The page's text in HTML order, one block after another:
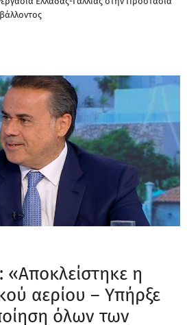
η
αερίου – Yπήρξε
όλων των